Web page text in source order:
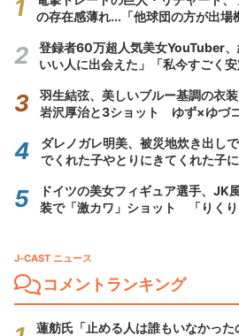
の存在感薄れ...「他球団の方が出場
登録者60万超人気美女YouTuber
いい人に出会えた」「私今すごく安
羽生結弦、美しいブルー基調の衣
岩沢厚治と3ショット ゆず×ゆづ
ダレノガレ明美、被災地炊き出し
でくれた子やとりにきてくれた子に
ドイツの美女フィギュア選手、JK
装で「激カワ」ショット 「りく
J-CAST ニュース
コメントランキング
蓮舫氏「止める人は誰もいなかっ